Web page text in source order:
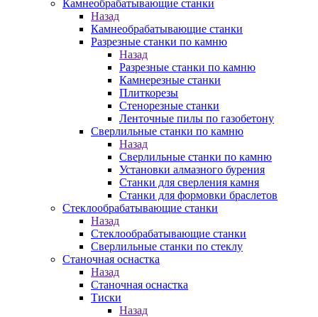
Камнеобрабатывающие станки
Назад
Камнеобрабатывающие станки
Разрезные станки по камню
Назад
Разрезные станки по камню
Камнерезные станки
Плиткорезы
Стенорезные станки
Ленточные пилы по газобетону
Сверлильные станки по камню
Назад
Сверлильные станки по камню
Установки алмазного бурения
Станки для сверления камня
Станки для формовки браслетов
Стеклообрабатывающие станки
Назад
Стеклообрабатывающие станки
Сверлильные станки по стеклу
Станочная оснастка
Назад
Станочная оснастка
Тиски
Назад